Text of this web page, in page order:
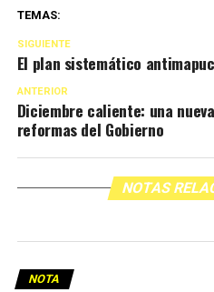
TEMAS:
SIGUIENTE
El plan sistemático
ANTERIOR
Diciembre caliente: una
reformas del Gobierno
NOTAS
NOTA